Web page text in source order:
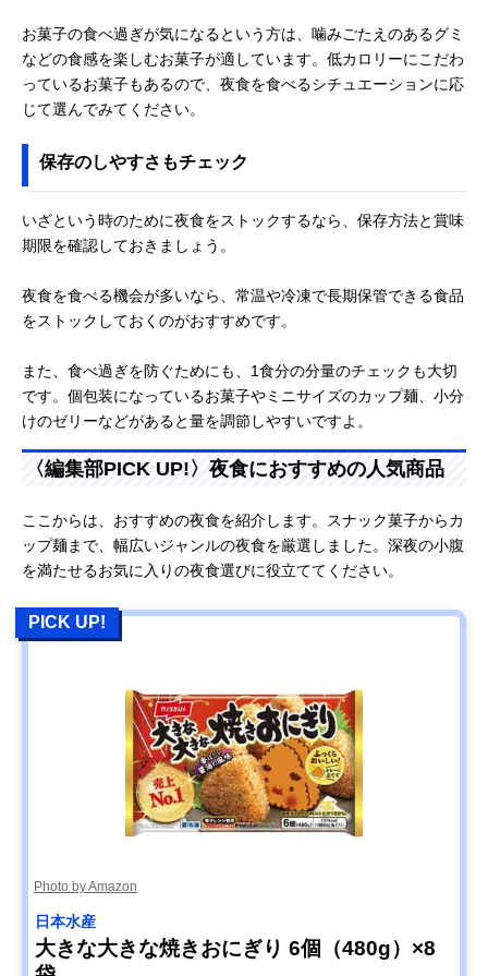
お菓子の食べ過ぎが気になるという方は、噛みごたえのあるグミ
などの食感を楽しむお菓子が適しています。低カロリーにこだわ
っているお菓子もあるので、夜食を食べるシチュエーションに応
じて選んでみてください。
保存のしやすさもチェック
いざという時のために夜食をストックするなら、保存方法と賞味
期限を確認しておきましょう。
夜食を食べる機会が多いなら、常温や冷凍で長期保管できる食品
をストックしておくのがおすすめです。
また、食べ過ぎを防ぐためにも、1食分の分量のチェックも大切
です。個包装になっているお菓子やミニサイズのカップ麺、小分
けのゼリーなどがあると量を調節しやすいですよ。
〈編集部PICK UP!〉夜食におすすめの人気商品
ここからは、おすすめの夜食を紹介します。スナック菓子からカ
ップ麺まで、幅広いジャンルの夜食を厳選しました。深夜の小腹
を満たせるお気に入りの夜食選びに役立ててください。
PICK UP!
Photo by Amazon
日本水産
大きな大きな焼きおにぎり 6個（480g）×8